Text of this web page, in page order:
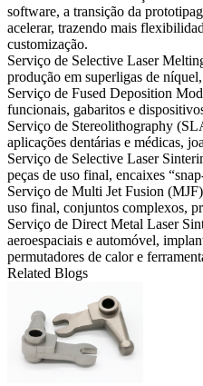
software, a transição da
acelerar, trazendo mais
customização.
Serviço de Selective Laser
produção em superligas de
Serviço de Fused Deposition
funcionais, gabaritos e
Serviço de Stereolithography
aplicações dentárias e médicas,
Serviço de Selective Laser
peças de uso final, encaixes
Serviço de Multi Jet Fusion
uso final, conjuntos complexos,
Serviço de Direct Metal Laser
aeroespaciais e automóvel,
permutadores de calor e
Related Blogs